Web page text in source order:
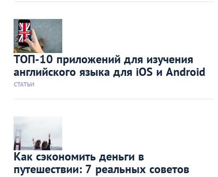
ТОП-10 приложений для изучения
английского языка для iOS и Android
СТАТЬИ
Как сэкономить деньги в
путешествии: 7 реальных советов